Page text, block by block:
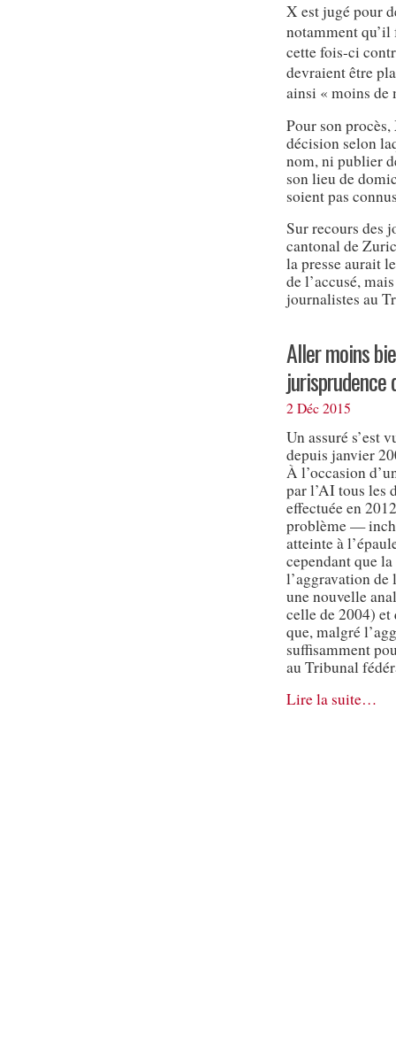
X est jugé pour
notamment
cette fois-ci
devraient être
ainsi « moins de
Pour son
décision selon
nom, ni publier
son lieu de
soient pas
Sur recours des
cantonal de
la presse aurait
de l’accusé,
journalistes au
Aller moins
2 Déc 2015
Un assuré s’est
depuis janvier
À l’occasion
par l’AI tous les
effectuée en
problème —
atteinte à
cependant que
l’aggravation de
une nouvelle
celle de 2004)
que, malgré
suffisamment
au Tribunal
Lire la suite…